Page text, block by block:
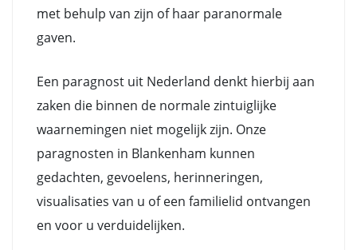
met behulp van zijn of haar paranormale
gaven.
Een paragnost uit Nederland denkt hierbij aan
zaken die binnen de normale zintuiglijke
waarnemingen niet mogelijk zijn. Onze
paragnosten in Blankenham kunnen
gedachten, gevoelens, herinneringen,
visualisaties van u of een familielid ontvangen
en voor u verduidelijken.